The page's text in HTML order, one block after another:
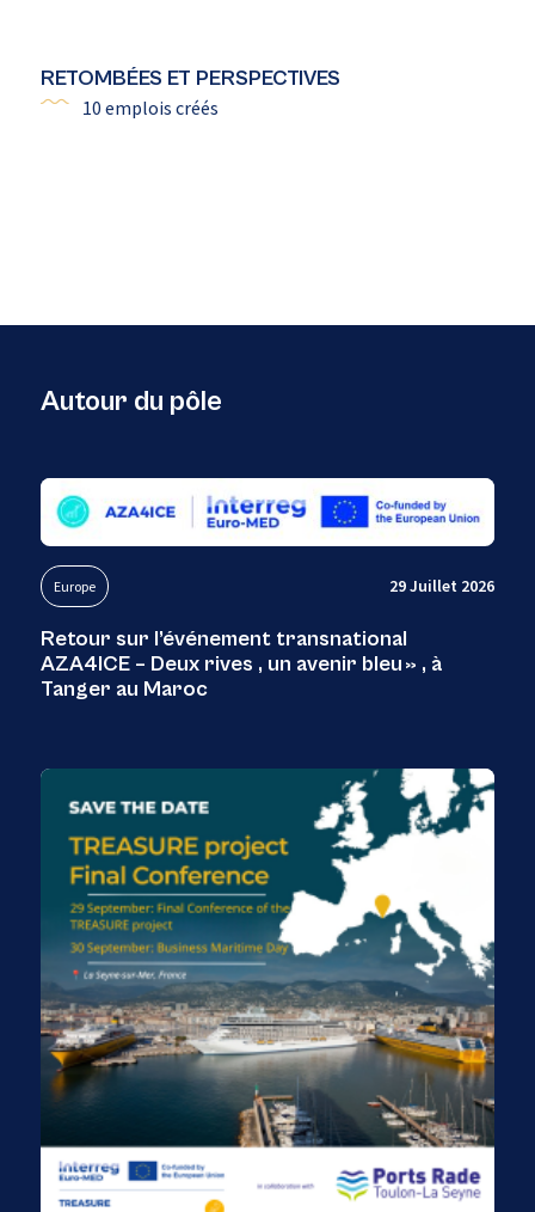
RETOMBÉES ET PERSPECTIVES
10 emplois créés
Autour du pôle
Europe 29 Juillet 2026
Retour sur l’événement transnational
AZA4ICE – Deux rives , un avenir bleu » , à
Tanger au Maroc